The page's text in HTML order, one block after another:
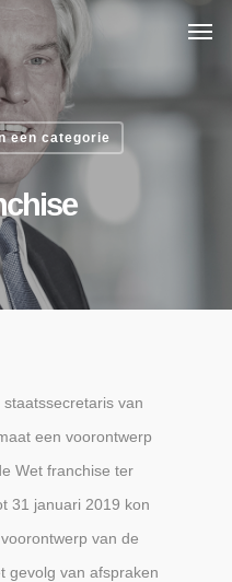
een categorie
van
een voorontwerp
Wet franchise ter
31 januari 2019 kon
van de
gevolg van afspraken